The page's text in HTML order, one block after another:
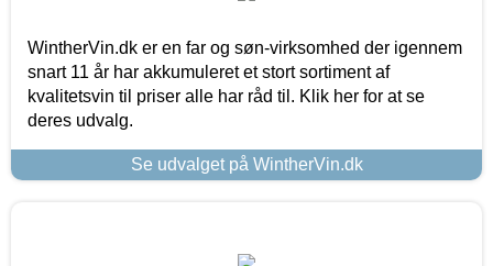
WintherVin.dk er en far og søn-virksomhed der igennem
snart 11 år har akkumuleret et stort sortiment af
kvalitetsvin til priser alle har råd til. Klik her for at se
deres udvalg.
Se udvalget på WintherVin.dk